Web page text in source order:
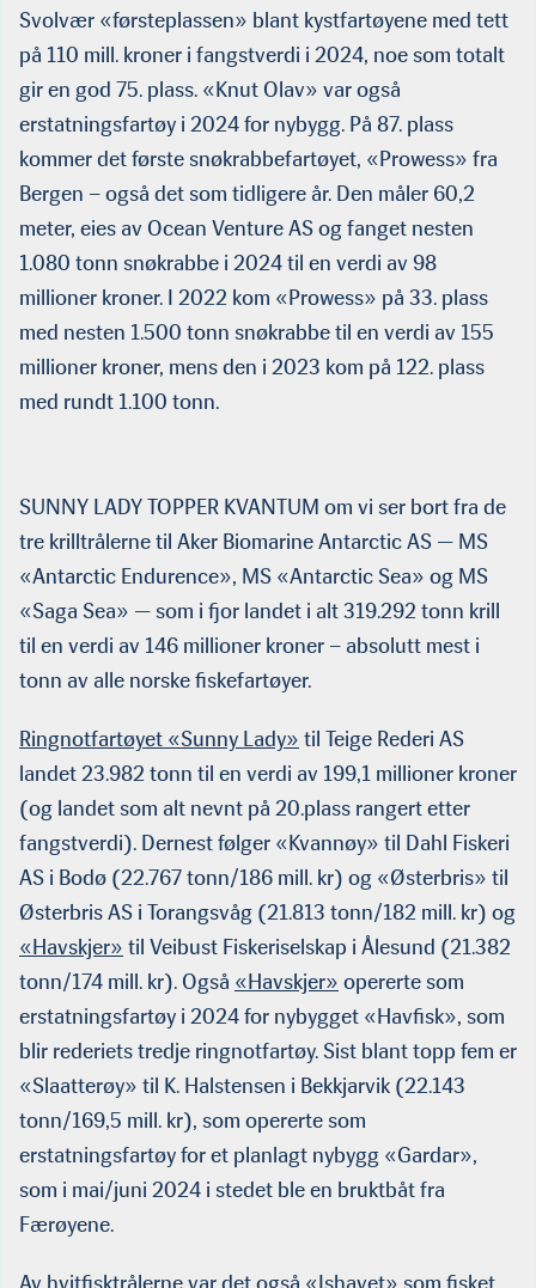
Svolvær «førsteplassen» blant kystfartøyene med tett
på 110 mill. kroner i fangstverdi i 2024, noe som totalt
gir en god 75. plass. «Knut Olav» var også
erstatningsfartøy i 2024 for nybygg. På 87. plass
kommer det første snøkrabbefartøyet, «Prowess» fra
Bergen – også det som tidligere år. Den måler 60,2
meter, eies av Ocean Venture AS og fanget nesten
1.080 tonn snøkrabbe i 2024 til en verdi av 98
millioner kroner. I 2022 kom «Prowess» på 33. plass
med nesten 1.500 tonn snøkrabbe til en verdi av 155
millioner kroner, mens den i 2023 kom på 122. plass
med rundt 1.100 tonn.
SUNNY LADY TOPPER KVANTUM om vi ser bort fra de
tre krilltrålerne til Aker Biomarine Antarctic AS — MS
«Antarctic Endurence», MS «Antarctic Sea» og MS
«Saga Sea» — som i fjor landet i alt 319.292 tonn krill
til en verdi av 146 millioner kroner – absolutt mest i
tonn av alle norske fiskefartøyer.
Ringnotfartøyet «Sunny Lady» til Teige Rederi AS
landet 23.982 tonn til en verdi av 199,1 millioner kroner
(og landet som alt nevnt på 20.plass rangert etter
fangstverdi). Dernest følger «Kvannøy» til Dahl Fiskeri
AS i Bodø (22.767 tonn/186 mill. kr) og «Østerbris» til
Østerbris AS i Torangsvåg (21.813 tonn/182 mill. kr) og
«Havskjer» til Veibust Fiskeriselskap i Ålesund (21.382
tonn/174 mill. kr). Også «Havskjer» opererte som
erstatningsfartøy i 2024 for nybygget «Havfisk», som
blir rederiets tredje ringnotfartøy. Sist blant topp fem er
«Slaatterøy» til K. Halstensen i Bekkjarvik (22.143
tonn/169,5 mill. kr), som opererte som
erstatningsfartøy for et planlagt nybygg «Gardar»,
som i mai/juni 2024 i stedet ble en bruktbåt fra
Færøyene.